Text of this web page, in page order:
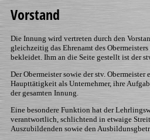
Vorstand
Die Innung wird vertreten durch den
gleichzeitig das Ehrenamt des
bekleidet. Ihm an die Seite gestellt ist der
Der Obermeister sowie der stv. Obermeister
Haupttätigkeit als Unternehmer, ihre
der gesamten Innung.
Eine besondere Funktion hat der
verantwortlich, schlichtend in etwaige
Auszubildenden sowie den